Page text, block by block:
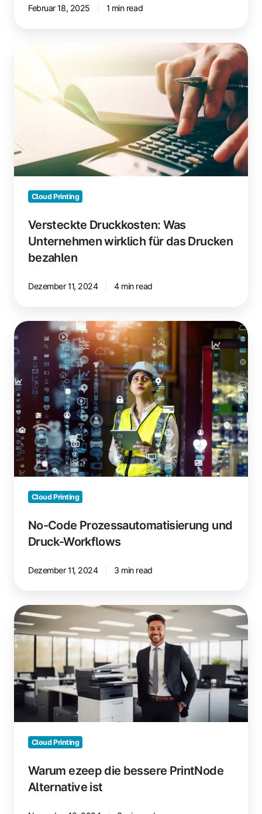
Februar 18, 2025 1 min read
Druckkosten:
Unternehmen
wirklich
Drucken
bezahlen
Cloud Printing
Versteckte Druckkosten: Was
Unternehmen wirklich für das Drucken
bezahlen
Dezember 11, 2024 4 min read
No-
Code
Prozessautomatisierung
und
Druck-
Workflows
Cloud Printing
No-Code Prozessautomatisierung und
Druck-Workflows
Dezember 11, 2024 3 min read
Warum
ezeep
die
bessere
PrintNode
Alternative
Cloud Printing
Warum ezeep die bessere PrintNode
Alternative ist